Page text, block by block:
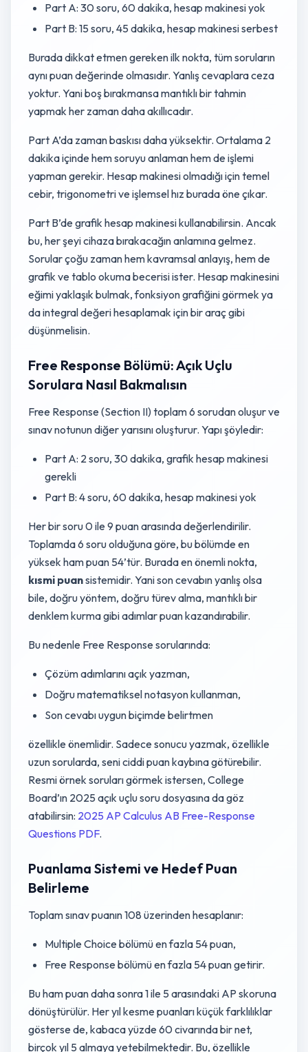
Part A: 30 soru, 60 dakika, hesap makinesi yok
Part B: 15 soru, 45 dakika, hesap makinesi serbest
Burada dikkat etmen gereken ilk nokta, tüm soruların
aynı puan değerinde olmasıdır. Yanlış cevaplara ceza
yoktur. Yani boş bırakmansa mantıklı bir tahmin
yapmak her zaman daha akıllıcadır.
Part A’da zaman baskısı daha yüksektir. Ortalama 2
dakika içinde hem soruyu anlaman hem de işlemi
yapman gerekir. Hesap makinesi olmadığı için temel
cebir, trigonometri ve işlemsel hız burada öne çıkar.
Part B’de grafik hesap makinesi kullanabilirsin. Ancak
bu, her şeyi cihaza bırakacağın anlamına gelmez.
Sorular çoğu zaman hem kavramsal anlayış, hem de
grafik ve tablo okuma becerisi ister. Hesap makinesini
eğimi yaklaşık bulmak, fonksiyon grafiğini görmek ya
da integral değeri hesaplamak için bir araç gibi
düşünmelisin.
Free Response Bölümü: Açık Uçlu
Sorulara Nasıl Bakmalısın
Free Response (Section II) toplam 6 sorudan oluşur ve
sınav notunun diğer yarısını oluşturur. Yapı şöyledir:
Part A: 2 soru, 30 dakika, grafik hesap makinesi
gerekli
Part B: 4 soru, 60 dakika, hesap makinesi yok
Her bir soru 0 ile 9 puan arasında değerlendirilir.
Toplamda 6 soru olduğuna göre, bu bölümde en
yüksek ham puan 54’tür. Burada en önemli nokta,
kısmi puansistemidir. Yani son cevabın yanlış olsa
bile, doğru yöntem, doğru türev alma, mantıklı bir
denklem kurma gibi adımlar puan kazandırabilir.
Bu nedenle Free Response sorularında:
Çözüm adımlarını açık yazman,
Doğru matematiksel notasyon kullanman,
Son cevabı uygun biçimde belirtmen
özellikle önemlidir. Sadece sonucu yazmak, özellikle
uzun sorularda, seni ciddi puan kaybına götürebilir.
Resmi örnek soruları görmek istersen, College
Board’ın 2025 açık uçlu soru dosyasına da göz
atabilirsin: 2025 AP Calculus AB Free-Response
Questions PDF.
Puanlama Sistemi ve Hedef Puan
Belirleme
Toplam sınav puanın 108 üzerinden hesaplanır:
Multiple Choice bölümü en fazla 54 puan,
Free Response bölümü en fazla 54 puan getirir.
Bu ham puan daha sonra 1 ile 5 arasındaki AP skoruna
dönüştürülür. Her yıl kesme puanları küçük farklılıklar
gösterse de, kabaca yüzde 60 civarında bir net,
birçok yıl 5 almaya yetebilmektedir. Bu, özellikle